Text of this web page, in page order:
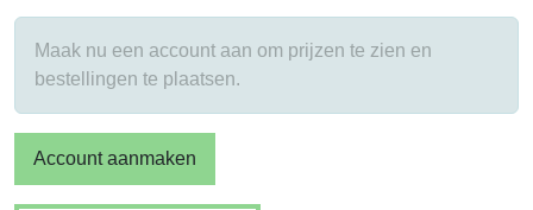
Maak nu een account aan om prijzen te zien en
bestellingen te plaatsen.
Account aanmaken